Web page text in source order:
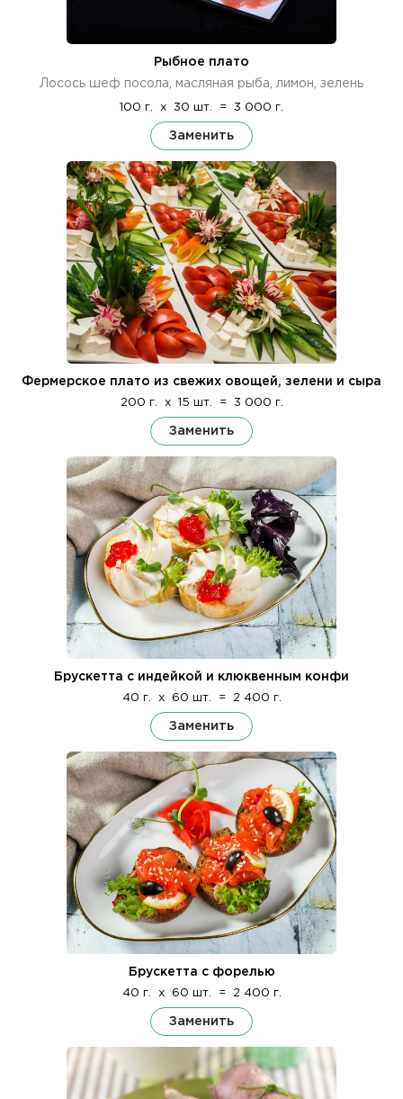
Рыбное плато
Лосось шеф посола, масляная рыба, лимон, зелень
100 г. x 30 шт. = 3 000 г.
Заменить
Фермерское плато из свежих овощей, зелени и сыра
200 г. x 15 шт. = 3 000 г.
Заменить
Брускетта с индейкой и клюквенным конфи
40 г. x 60 шт. = 2 400 г.
Заменить
Брускетта с форелью
40 г. x 60 шт. = 2 400 г.
Заменить